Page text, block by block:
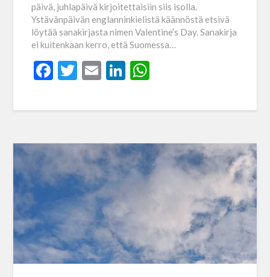
päivä, juhlapäivä kirjoitettaisiin siis isolla.
Ystävänpäivän englanninkielistä käännöstä etsivä
löytää sanakirjasta nimen Valentine’s Day. Sanakirja
ei kuitenkaan kerro, että Suomessa…
Facebook
Twitter
EmailLinkedIn